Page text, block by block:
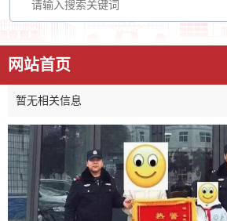
网站首页
暂无相关信息